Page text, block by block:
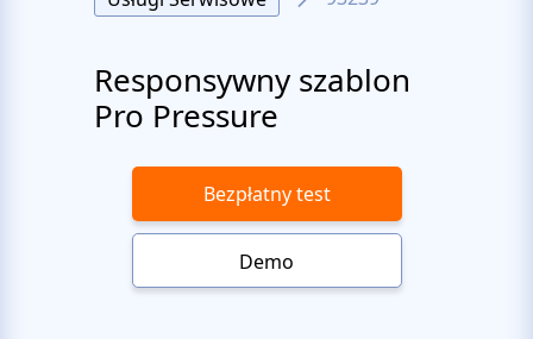
Responsywny szablon
Pro Pressure
Bezpłatny test
Demo